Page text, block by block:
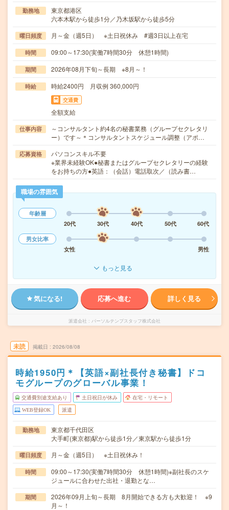
勤務地
東京都港区
六本木駅から徒歩1分／乃木坂駅から徒歩5分
曜日頻度 月～金（週5日） ※土日祝休み #週3日以上在宅
時間 09:00～17:30(実働7時間30分 休憩1時間)
期間 2026年08月下旬～長期 ※8月～！
時給 時給2400円 月収例 360,000円
交通費
全額支給
仕事内容
～コンサルタント約4名の秘書業務（グループセクレタリ
ー）です～＊コンサルタントスケジュール調整（アポ…
応募資格
パソコンスキル不要
※業界未経験OK●秘書またはグループセクレタリーの経験
をお持ちの方●英語：（会話）電話取次／（読み書…
職場の雰囲気
年齢層
20代
30代 40代 50代
60代
男女比率
女性
男性
もっと見る
気になる! 応募へ進む 詳しく見る
派遣会社 パーソルテンプスタッフ株式会社
未読 掲載日 2026/08/08
時給1950円＊【英語×副社長付き秘書】ドコ
モグループのグローバル事業！
交通費別途支給あり 土日祝日が休み 在宅・リモート
WEB登録OK 派遣
勤務地
東京都千代田区
大手町(東京都)駅から徒歩1分／東京駅から徒歩1分
曜日頻度 月～金（週5日） ※土日祝休み！
時間
09:00～17:30(実働7時間30分 休憩1時間)※副社長のスケ
ジュールに合わせた出社・退勤とな…
期間
2026年09月上旬～長期 8月開始できる方も大歓迎！ ※9
月～！